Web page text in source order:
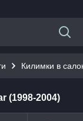
Килимки в
(1998-2004)